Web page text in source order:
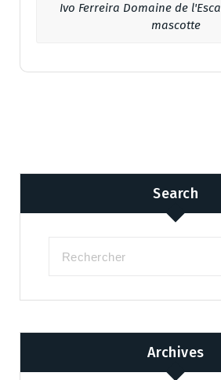
Ivo Ferreira Domaine de
mascotte
Search
Archives